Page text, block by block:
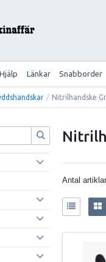
Hjälp Länkar Snabborder
/ Nitrilhandske
Antal